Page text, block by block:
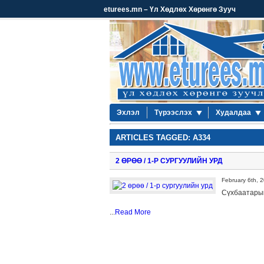
eturees.mn – Үл Хөдлөх Хөрөнгө Зууч
Эхлэл Түрээслэх Худалдаа
ARTICLES TAGGED: A334
2 ӨРӨӨ / 1-Р СУРГУУЛИЙН УРД
February 6th,
...Read More